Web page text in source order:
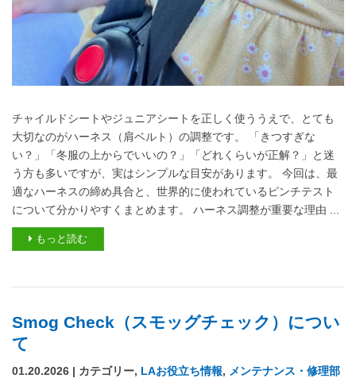
チャイルドシートやジュニアシートを正しく使ううえで、とても
大切なのがハーネス（肩ベルト）の調整です。 「きつすぎな
い？」「冬服の上からでいいの？」「どれくらいが正解？」と迷
う方も多いですが、実はシンプルな目安があります。 今回は、最
適なハーネスの締め具合と、世界的に使われているピンチテスト
について分かりやすくまとめます。 ハーネス調整が重要な理由 ...
もっと読む
Smog Check（スモッグチェック）につい
て
01.20.2026 | カテゴリー, LAお役立ち情報, メンテナンス・修理部